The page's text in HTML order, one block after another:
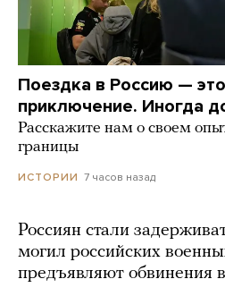
Поездка в Россию —
приключение. Иногда
Расскажите нам о своем
границы
ИСТОРИИ 7 часов назад
Россиян стали
могил российских
предъявляют обвинения